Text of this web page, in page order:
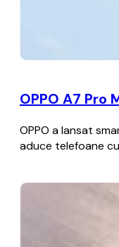
OPPO A7
OPPO a lansat
aduce telefoane